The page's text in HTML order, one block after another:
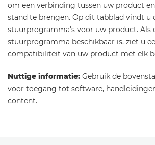
om een verbinding tussen uw product
stand te brengen. Op dit tabblad vindt u
stuurprogramma's voor uw product. Als
stuurprogramma beschikbaar is, ziet u
compatibiliteit van uw product met elk
Nuttige informatie: Gebruik de
voor toegang tot software,
content.